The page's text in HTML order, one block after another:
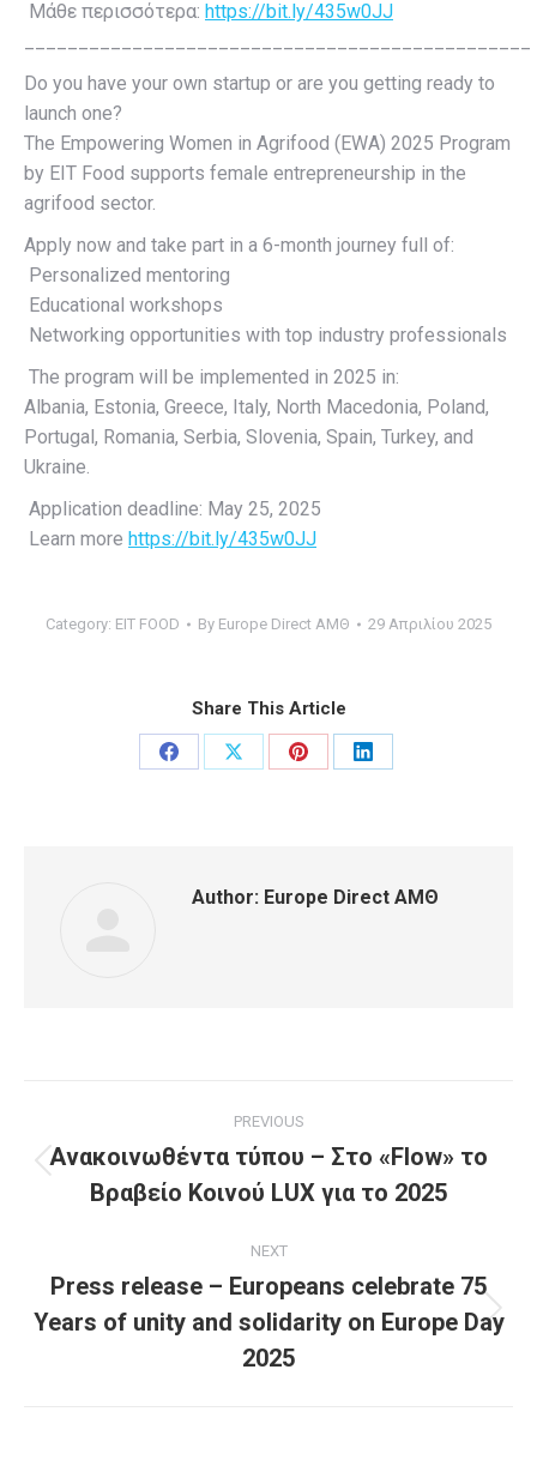
Μάθε περισσότερα: https://bit.ly/435w0JJ
Do you have your own startup or are you getting ready to
launch one?
The Empowering Women in Agrifood (EWA) 2025 Program
by EIT Food supports female entrepreneurship in the
agrifood sector.
Apply now and take part in a 6-month journey full of:
Personalized mentoring
Educational workshops
Networking opportunities with top industry professionals
The program will be implemented in 2025 in:
Albania, Estonia, Greece, Italy, North Macedonia, Poland,
Portugal, Romania, Serbia, Slovenia, Spain, Turkey, and
Ukraine.
Application deadline: May 25, 2025
Learn more https://bit.ly/435w0JJ
Category: EIT FOOD By Europe Direct ΑΜΘ 29 Απριλίου 2025
Share This Article
Share
Share
Share
Share
Author: Europe Direct ΑΜΘ
navigation
PREVIOUS
post:
Ανακοινωθέντα τύπου – Στο «Flow» το
Βραβείο Κοινού LUX για το 2025
NEXT
Next
post:
Press release – Europeans celebrate 75
Years of unity and solidarity on Europe Day
2025